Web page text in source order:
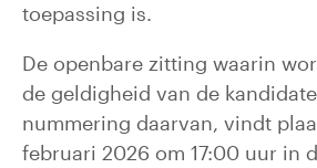
toepassing is.
De openbare zitting waarin
de geldigheid van de
nummering daarvan, vindt
februari 2026 om 17:00 uur in